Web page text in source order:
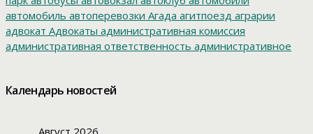
автомобиль автоперевозки Агада агитпоезд аграрии
адвокат Адвокаты административная комиссия
административная ответственность административное
БуксманАлександр Винников
Календарь новостей
Август 2026